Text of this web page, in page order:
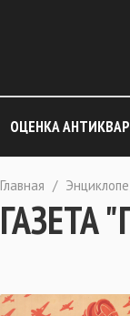
ОЦЕНКА
Главная /
ГАЗЕТА